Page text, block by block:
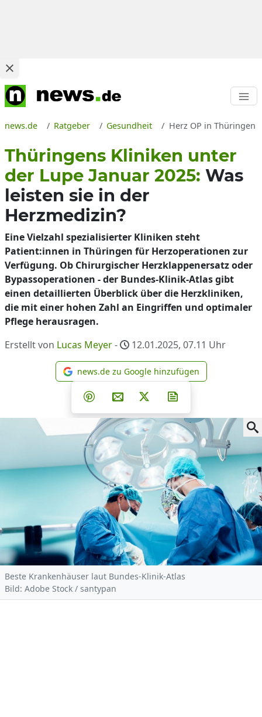
news.de Ratgeber Gesundheit Herz OP in Thüringen
Thüringens Kliniken unter
der Lupe Januar 2025: Was
leisten sie in der
Herzmedizin?
Eine Vielzahl spezialisierter Kliniken steht
Patient:innen in Thüringen für Herzoperationen zur
Verfügung. Ob Chirurgischer Herzklappenersatz oder
Bypassoperationen - der Bundes-Klinik-Atlas gibt
einen detaillierten Überblick über die Herzkliniken,
die mit einer hohen Zahl an Eingriffen und optimaler
Pflege herausragen.
Erstellt von Lucas Meyer- 12.01.2025, 07.11 Uhr
news.de zu Google
news.de zu Google hinzufügen
Teilen auf Facebook
Teilen auf Whatsapp
Teilen auf Telegram
Teilen auf Pinterest
Per E-Mail teilen
Post auf X
Beste Krankenhäuser laut Bundes-Klinik-Atlas
Bild: Adobe Stock / santypan